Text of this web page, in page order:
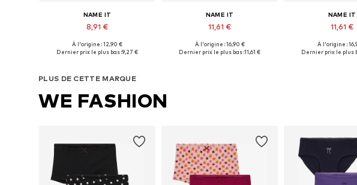
NAME IT
8,91 €
+2
Disponible en plusieurs tailles
À l'origine : 12,90 €
Dernier prix le plus bas :9,27 €
NAME IT
11,61 €
Disponible en plusieurs tailles
À l'origine : 16,90 €
Dernier prix le plus bas :11,61 €
NAME IT
11,61 €
Disponible en
À l'origine :
Dernier prix le plus
PLUS DE CETTE MARQUE
WE FASHION